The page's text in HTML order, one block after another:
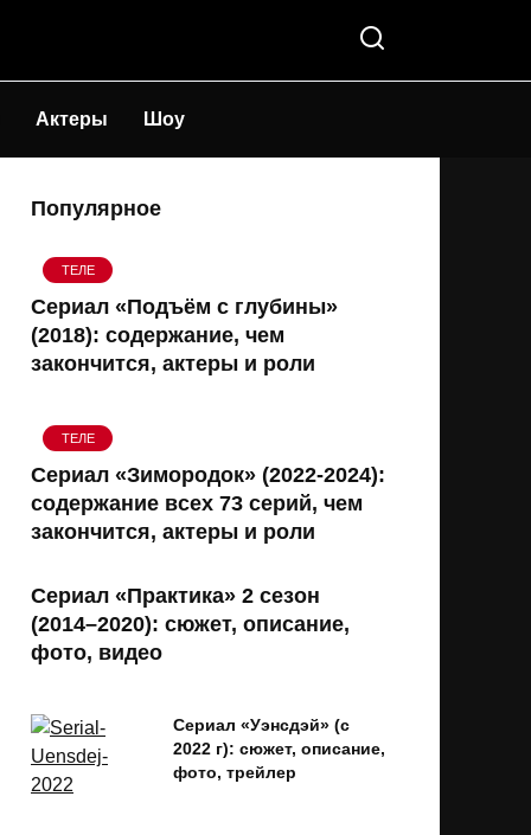
Актеры Шоу
Популярное
ТЕЛЕ
Сериал «Подъём с глубины»
(2018): содержание, чем
закончится, актеры и роли
ТЕЛЕ
Сериал «Зимородок» (2022-2024):
содержание всех 73 серий, чем
закончится, актеры и роли
Сериал «Практика» 2 сезон
(2014–2020): сюжет, описание,
фото, видео
Сериал «Уэнсдэй» (с
2022 г): сюжет, описание,
фото, трейлер